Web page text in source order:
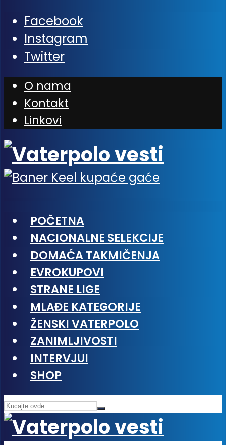
Facebook
Instagram
Twitter
O nama
Kontakt
Linkovi
POČETNA
NACIONALNE SELEKCIJE
DOMAĆA TAKMIČENJA
EVROKUPOVI
STRANE LIGE
MLAĐE KATEGORIJE
ŽENSKI VATERPOLO
ZANIMLJIVOSTI
INTERVJUI
SHOP